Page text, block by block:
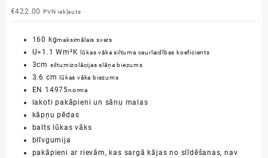
€422.00 PVN iekļauts
160 kgmaksimālais svars
U=1.1 Wm²K lūkas vāka siltuma caurlaidības koeficients
3cm siltumizolācijas slāņa biezums
3.6 cm lūkas vāka biezums
EN 14975norma
lakoti pakāpieni un sānu malas
kāpņu pēdas
balts lūkas vāks
blīvgumija
pakāpieni ar rievām, kas sargā kājas no slīdēšanas, nav